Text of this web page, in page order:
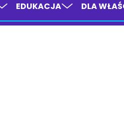
EDUKACJA DLA